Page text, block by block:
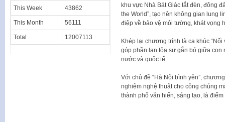
khu vực Nhà Bát Giác tắt đèn, đông
the World”, tạo nên không gian lung
điệp về bảo vệ môi tường, khát vọng
Khép lại chương trình là ca khúc
góp phần lan tỏa sự gắn bó giữa
nước và quốc tế.
Với chủ đề “Hà Nội bình yên”,
nghiệm nghệ thuật cho công chúng
thành phố văn hiến, sáng tạo, là
This Week 43862
This Month 56111
Total 12007113